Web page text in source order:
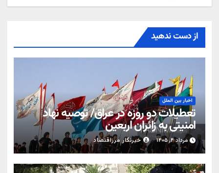
از دست ندهید
اخبار بین الملل
تعطیلات دو روزه در عراق/ توصیه نهاد
امنیتی به زائران اربعین
مرداد ۴, ۱۴۰۵ خبرنگار مرزاقتصاد